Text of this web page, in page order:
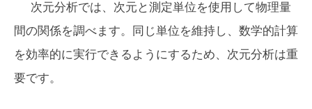
次元分析では、次元と測定単位を使用して物理量
間の関係を調べます。同じ単位を維持し、数学的計算
を効率的に実行できるようにするため、次元分析は重
要です。